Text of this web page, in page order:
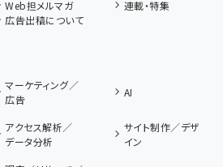
Web担メルマガ
連載・特集
広告出稿について
マーケティング／
広告
AI
アクセス解析／
データ分析
サイト制作／デザ
イン